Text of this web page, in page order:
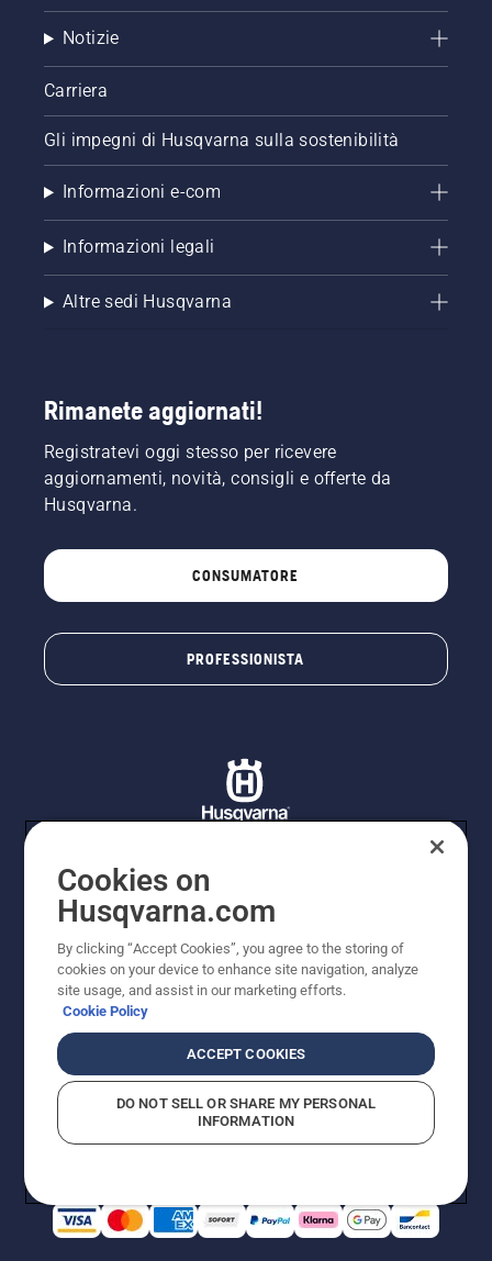
Notizie
Carriera
Gli impegni di Husqvarna sulla sostenibilità
Informazioni e-com
Informazioni legali
Altre sedi Husqvarna
Rimanete aggiornati!
Registratevi oggi stesso per ricevere
aggiornamenti, novità, consigli e offerte da
Husqvarna.
CONSUMATORE
PROFESSIONISTA
© Husqvarna AB (publ). Tutti i diritti riservati. I prezzi
proposti sono prezzi consigliati non vincolanti di
aderenti all’iniziativa, a meno che il prodotto non sia
disponibile per l'acquisto diretto. Prezzi in CHF
comprensivi di IVA all’ 8,1% e TRA. Con riserva di errori e
modifiche di forma, tecnologia, dotazione e prezzo.
Quanto scritto o raffigurato non costituisce
Informativa sulla privacyRiferimentiCGVF Negozio online
Segnalazione di presunte violazioni
Cookies on
Husqvarna.com
By clicking “Accept Cookies”, you agree to the storing of
cookies on your device to enhance site navigation, analyze
site usage, and assist in our marketing efforts.
Cookie Policy
ACCEPT COOKIES
DO NOT SELL OR SHARE MY PERSONAL
INFORMATION